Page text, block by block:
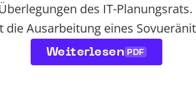
des IT-
Ausarbeitung eines
Weiterlesen